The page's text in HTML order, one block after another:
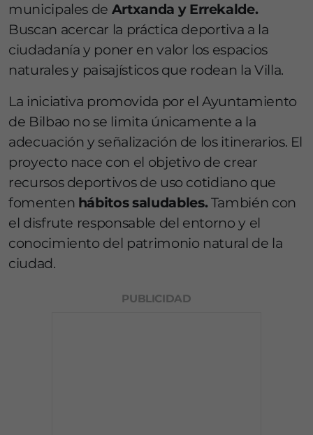
municipales de Artxanda y Errekalde.
Buscan acercar la práctica deportiva a la
ciudadanía y poner en valor los espacios
naturales y paisajísticos que rodean la Villa.
La iniciativa promovida por el Ayuntamiento
de Bilbao no se limita únicamente a la
adecuación y señalización de los itinerarios. El
proyecto nace con el objetivo de crear
recursos deportivos de uso cotidiano que
fomenten hábitos saludables.También con
el disfrute responsable del entorno y el
conocimiento del patrimonio natural de la
ciudad.
PUBLICIDAD